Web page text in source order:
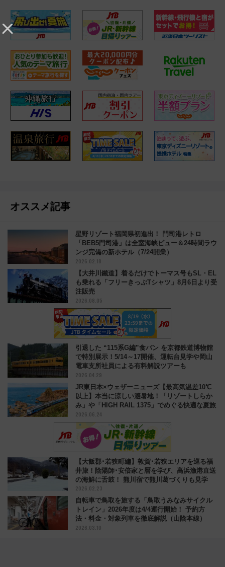
オススメ記事
星野リゾート福岡県初進出！ 門司港レトロ
「BEB5門司港」は全室海峡ビュー＆24時間ラウ
ンジ完備の新ホテル（7/24開業）
2026.02.18
【大井川鐵道】着るだけでトーマス号もSL・EL
も乗れる「フリーきっぷTシャツ」8月6日より受
注販売
2026.08.05
引退した “115系G編”食パン を京都鉄道博物館
で特別展示！5/14～17開催、運転台見学や岡山
電車支所社員による有料解説ツアーも
2026.04.29
JR東日本×ウェザーニューズ【最高気温差10℃
以上】本当に涼しい避暑地！「リゾートしらか
み」や「HIGH RAIL 1375」でめぐる快適な夏旅
2026.06.24
【大飯郡･若狭町編】敦賀･若狭エリアを巡る福
井旅！陰陽師･安倍家と暦を学び、高浜漁港直送
の海鮮に舌鼓！ 熊川宿で熊川葛づくりも見学
2026.02.23
自転車で鳥取を旅する「鳥取うみなみサイクル
トレイン」2026年度は4/4運行開始！ 予約方
法・料金・対象列車を徹底解説（山陰本線）
2026.03.10